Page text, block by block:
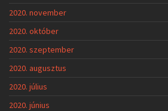
2020. november
2020. október
2020. szeptember
2020. augusztus
2020. július
2020. június